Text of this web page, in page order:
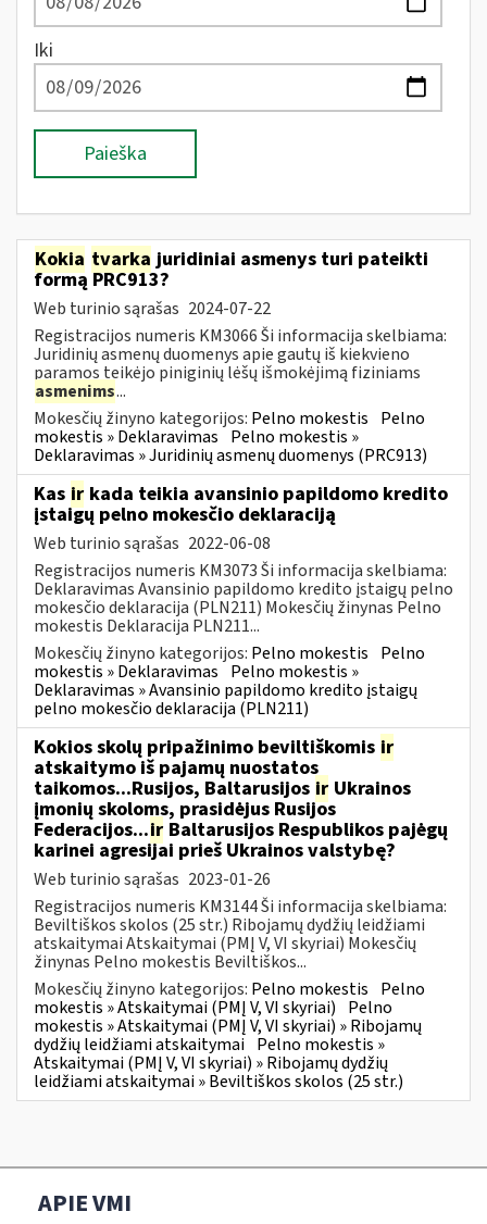
Iki
Paieška
Kokia tvarka juridiniai asmenys turi pateikti
formą PRC913?
Web turinio sąrašas 2024-07-22
Registracijos numeris KM3066 Ši informacija skelbiama:
Juridinių asmenų duomenys apie gautų iš kiekvieno
paramos teikėjo piniginių lėšų išmokėjimą fiziniams
asmenims...
Mokesčių žinyno kategorijos: Pelno mokestis Pelno
mokestis » Deklaravimas Pelno mokestis »
Deklaravimas » Juridinių asmenų duomenys (PRC913)
Kas ir kada teikia avansinio papildomo kredito
įstaigų pelno mokesčio deklaraciją
Web turinio sąrašas 2022-06-08
Registracijos numeris KM3073 Ši informacija skelbiama:
Deklaravimas Avansinio papildomo kredito įstaigų pelno
mokesčio deklaracija (PLN211) Mokesčių žinynas Pelno
mokestis Deklaracija PLN211...
Mokesčių žinyno kategorijos: Pelno mokestis Pelno
mokestis » Deklaravimas Pelno mokestis »
Deklaravimas » Avansinio papildomo kredito įstaigų
pelno mokesčio deklaracija (PLN211)
Kokios skolų pripažinimo beviltiškomis ir
atskaitymo iš pajamų nuostatos
taikomos...Rusijos, Baltarusijos ir Ukrainos
įmonių skoloms, prasidėjus Rusijos
Federacijos...ir Baltarusijos Respublikos pajėgų
karinei agresijai prieš Ukrainos valstybę?
Web turinio sąrašas 2023-01-26
Registracijos numeris KM3144 Ši informacija skelbiama:
Beviltiškos skolos (25 str.) Ribojamų dydžių leidžiami
atskaitymai Atskaitymai (PMĮ V, VI skyriai) Mokesčių
žinynas Pelno mokestis Beviltiškos...
Mokesčių žinyno kategorijos: Pelno mokestis Pelno
mokestis » Atskaitymai (PMĮ V, VI skyriai) Pelno
mokestis » Atskaitymai (PMĮ V, VI skyriai) » Ribojamų
dydžių leidžiami atskaitymai Pelno mokestis »
Atskaitymai (PMĮ V, VI skyriai) » Ribojamų dydžių
leidžiami atskaitymai » Beviltiškos skolos (25 str.)
APIE VMI